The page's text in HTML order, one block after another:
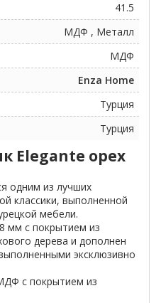
41.5
МДФ , Металл
МДФ
Enza Home
Турция
Турция
Elegante орех
одним из лучших
классики, выполненной
мебели.
мм с покрытием из
дерева и дополнен
эксклюзивно
с покрытием из